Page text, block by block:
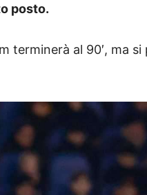
posto.
terminerà al 90′, ma